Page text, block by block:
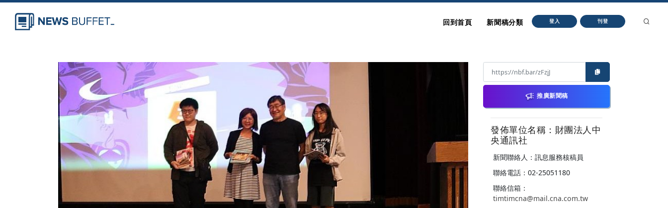
回到首頁 新聞稿分類 登入 刊登
推廣新聞稿
發佈單位名稱：財團法人中
央通訊社
新聞聯絡人：訊息服務核稿員
聯絡電話：02-25051180
聯絡信箱：
timtimcna@mail.cna.com.tw